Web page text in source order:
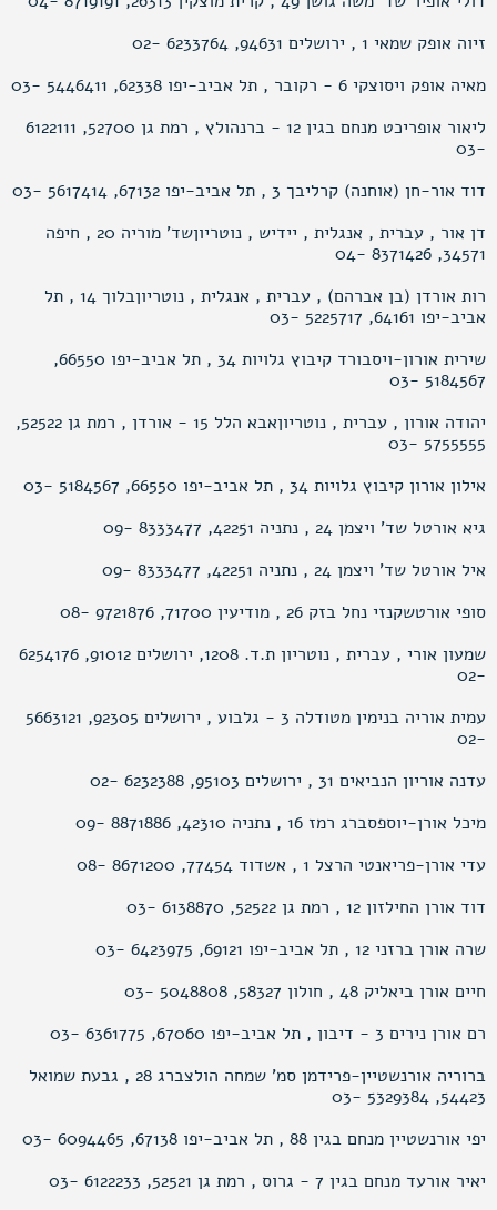
זיוה אופק שמאי 1 , ירושלים 94631, 6233764 -02
מאיה אופק ויסוצקי 6 - רקובר , תל אביב-יפו 62338, 5446411 -03
ליאור אופריכט מנחם בגין 12 - ברנהולץ , רמת גן 52700, 6122111
-03
דוד אור-חן (אוחנה) קרליבך 3 , תל אביב-יפו 67132, 5617414 -03
דן אור , עברית , אנגלית , יידיש , נוטריוןשד’ מוריה 20 , חיפה
34571, 8371426 -04
רות אורדן (בן אברהם) , עברית , אנגלית , נוטריוןבלוך 14 , תל
אביב-יפו 64161, 5225717 -03
שירית אורון-ויסבורד קיבוץ גלויות 34 , תל אביב-יפו 66550,
5184567 -03
יהודה אורון , עברית , נוטריוןאבא הלל 15 - אורדן , רמת גן 52522,
5755555 -03
אילון אורון קיבוץ גלויות 34 , תל אביב-יפו 66550, 5184567 -03
גיא אורטל שד’ ויצמן 24 , נתניה 42251, 8333477 -09
איל אורטל שד’ ויצמן 24 , נתניה 42251, 8333477 -09
סופי אורטשקנזי נחל בזק 26 , מודיעין 71700, 9721876 -08
שמעון אורי , עברית , נוטריון ת.ד. 1208, ירושלים 91012, 6254176
-02
עמית אוריה בנימין מטודלה 3 - גלבוע , ירושלים 92305, 5663121
-02
עדנה אוריון הנביאים 31 , ירושלים 95103, 6232388 -02
מיכל אורן-יוספסברג רמז 16 , נתניה 42310, 8871886 -09
עדי אורן-פריאנטי הרצל 1 , אשדוד 77454, 8671200 -08
דוד אורן החילזון 12 , רמת גן 52522, 6138870 -03
שרה אורן ברזני 12 , תל אביב-יפו 69121, 6423975 -03
חיים אורן ביאליק 48 , חולון 58327, 5048808 -03
רם אורן נירים 3 - דיבון , תל אביב-יפו 67060, 6361775 -03
ברוריה אורנשטיין-פרידמן סמ’ שמחה הולצברג 28 , גבעת שמואל
54423, 5329384 -03
יפי אורנשטיין מנחם בגין 88 , תל אביב-יפו 67138, 6094465 -03
יאיר אורעד מנחם בגין 7 - גרוס , רמת גן 52521, 6122233 -03